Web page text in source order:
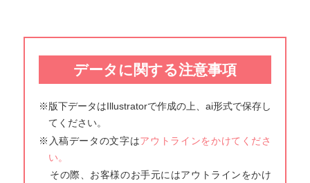
データに関する注意事項
※版下データはIllustratorで作成の上、ai形式で保存し
てください。
※入稿データの文字はアウトラインをかけてくださ
い。
その際、お客様のお手元にはアウトラインをかけ